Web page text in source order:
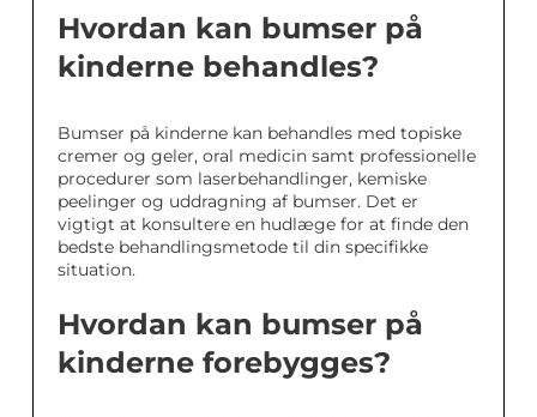
Hvordan kan bumser på
kinderne behandles?
Bumser på kinderne kan behandles med topiske
cremer og geler, oral medicin samt professionelle
procedurer som laserbehandlinger, kemiske
peelinger og uddragning af bumser. Det er
vigtigt at konsultere en hudlæge for at finde den
bedste behandlingsmetode til din specifikke
situation.
Hvordan kan bumser på
kinderne forebygges?